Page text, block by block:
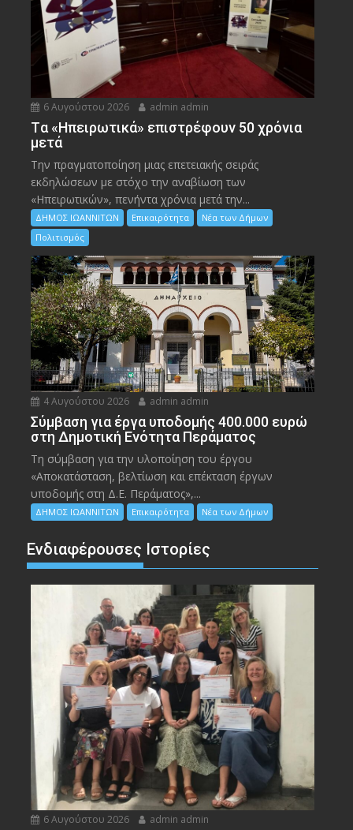
6 Αυγούστου 2026 admin admin
Tα «Ηπειρωτικά» επιστρέφουν 50 χρόνια
μετά
Την πραγματοποίηση μιας επετειακής σειράς
εκδηλώσεων με στόχο την αναβίωση των
«Ηπειρωτικών», πενήντα χρόνια μετά την...
ΔΗΜΟΣ ΙΩΑΝΝΙΤΩΝ Επικαιρότητα
Νέα των Δήμων
Πολιτισμός
4 Αυγούστου 2026 admin admin
Σύμβαση για έργα υποδομής 400.000 ευρώ
στη Δημοτική Ενότητα Περάματος
Τη σύμβαση για την υλοποίηση του έργου
«Αποκατάσταση, βελτίωση και επέκταση έργων
υποδομής στη Δ.Ε. Περάματος»,...
ΔΗΜΟΣ ΙΩΑΝΝΙΤΩΝ Επικαιρότητα Νέα των Δήμων
Ενδιαφέρουσες Ιστορίες
6 Αυγούστου 2026 admin admin